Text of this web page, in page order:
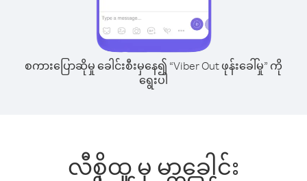
စကားပြောဆိုမှု ခေါင်းစီးမှနေ၍ “Viber Out ဖုန်းခေါ်မှု” ကို
ရွေးပါ
လီစိုထူ မှ မာခေါင်း